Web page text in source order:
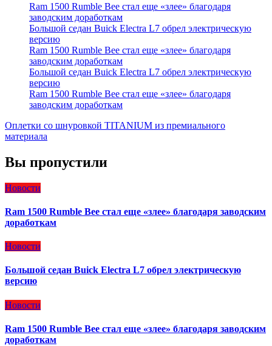
Ram 1500 Rumble Bee стал еще «злее» благодаря
заводским доработкам
Большой седан Buick Electra L7 обрел электрическую
версию
Ram 1500 Rumble Bee стал еще «злее» благодаря
заводским доработкам
Большой седан Buick Electra L7 обрел электрическую
версию
Ram 1500 Rumble Bee стал еще «злее» благодаря
заводским доработкам
Оплетки со шнуровкой TITANIUM из премиального
материала
Вы пропустили
Новости
Ram 1500 Rumble Bee стал еще «злее» благодаря заводским
доработкам
Новости
Большой седан Buick Electra L7 обрел электрическую
версию
Новости
Ram 1500 Rumble Bee стал еще «злее» благодаря заводским
доработкам